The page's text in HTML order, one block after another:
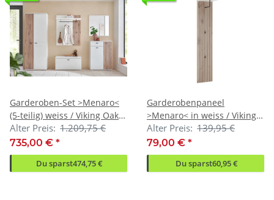
Garderoben-Set >Menaro<
(5-teilig) weiss / Viking Oak
Dekor - 260x198x37 (BxHxT)
Alter Preis: 1.209,75 €
735,00 € *
Du sparst474,75 €
Garderobenpaneel
>Menaro< in weiss / Viking
Oak Dekor - 30x160x25
(BxHxT)
Alter Preis: 139,95 €
79,00 € *
Du sparst60,95 €